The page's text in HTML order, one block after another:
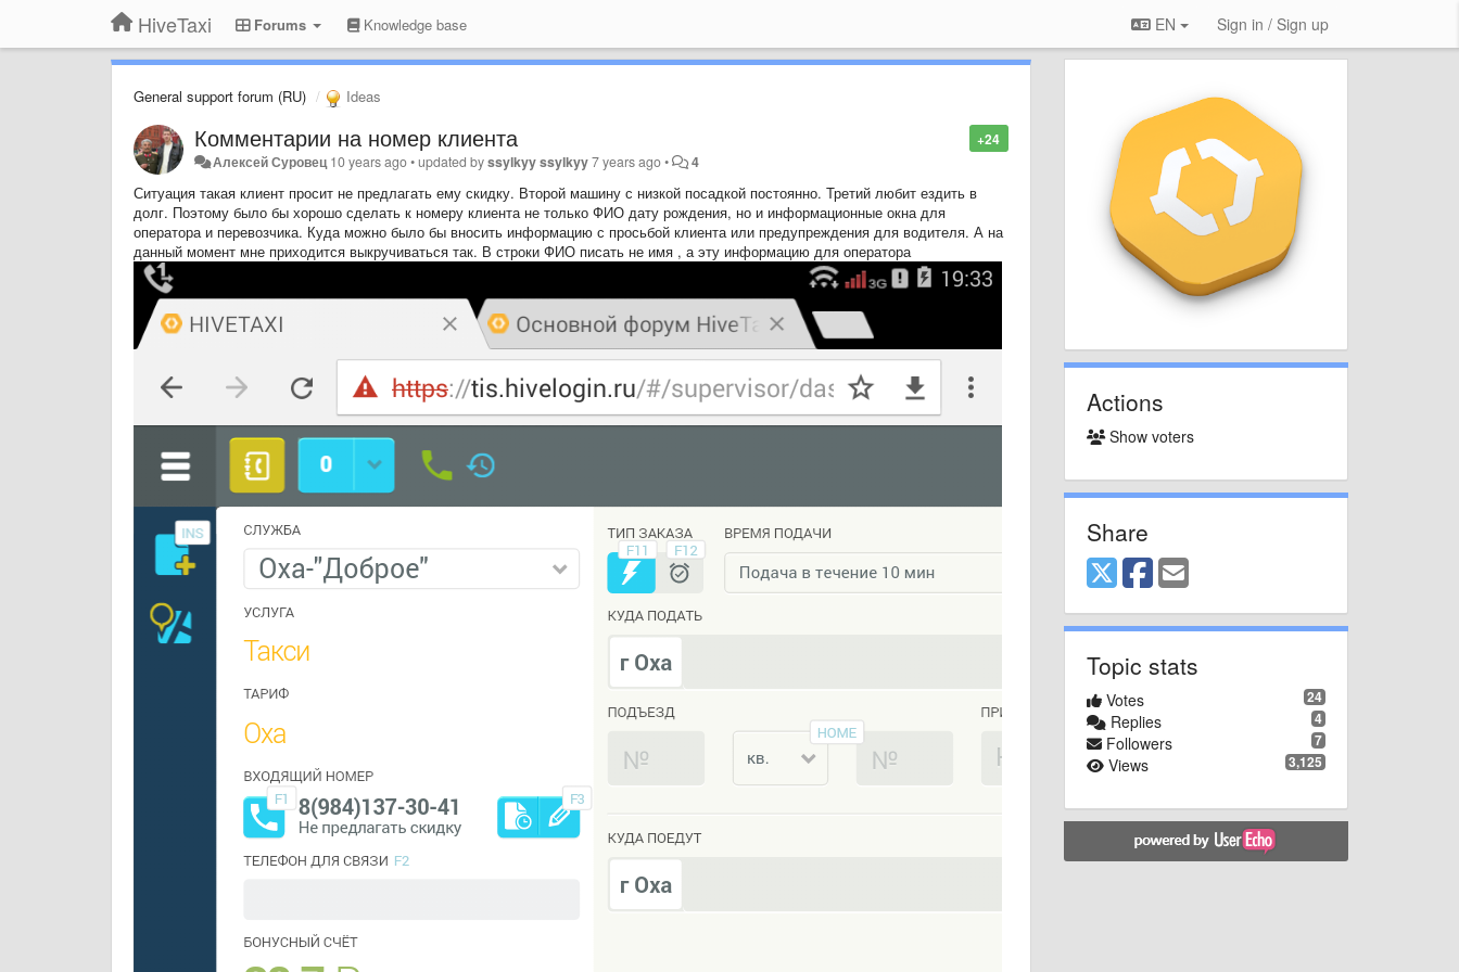
HiveTaxi Forums Knowledge base EN Sign in / Sign up
General support forum (RU) Ideas
+24
Комментарии на номер клиента
Алексей Суровец 10 years ago•updated byssylkyy ssylkyy7 years ago• 4
Ситуация такая клиент просит не предлагать ему скидку. Второй машину с низкой посадкой постоянно. Третий любит ездить в
долг. Поэтому было бы хорошо сделать к номеру клиента не только ФИО дату рождения, но и информационные окна для
оператора и перевозчика. Куда можно было бы вносить информацию с просьбой клиента или предупреждения для водителя. А на
данный момент мне приходится выкручиваться так. В строки ФИО писать не имя , а эту информацию для оператора
Actions
Show voters
Share
Topic stats
24
Votes
4
Replies
7
Followers
3,125
Views